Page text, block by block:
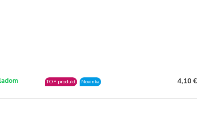
TOP produkt Novinka 4,10 €